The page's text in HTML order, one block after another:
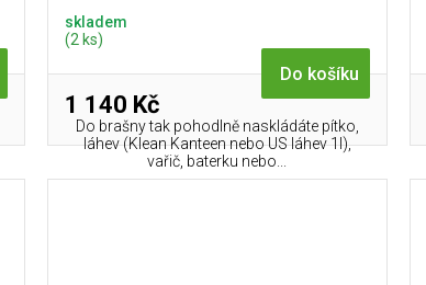
skladem
(2 ks)
1 140 Kč
Do košíku
Do brašny tak pohodlně naskládáte pítko,
láhev (Klean Kanteen nebo US láhev 1l),
vařič, baterku nebo...